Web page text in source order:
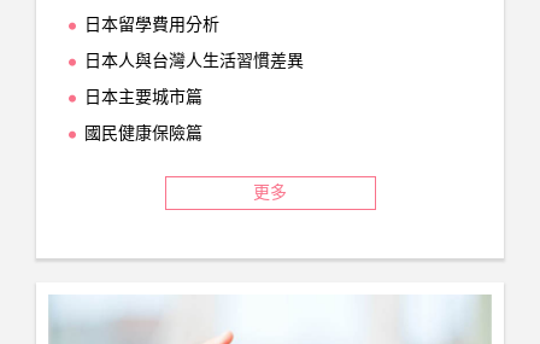
日本留學費用分析
日本人與台灣人生活習慣差異
日本主要城市篇
國民健康保險篇
更多